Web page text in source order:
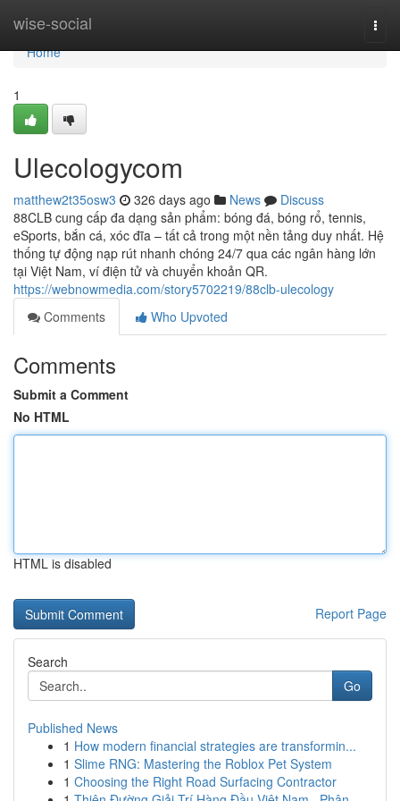
wise-social
Home
Home
1
Ulecologycom
matthew2t35osw3 326 days ago News
Discuss
88CLB cung cấp đa dạng sản phẩm: bóng đá, bóng rổ, tennis,
eSports, bắn cá, xóc đĩa – tất cả trong một nền tảng duy nhất. Hệ
thống tự động nạp rút nhanh chóng 24/7 qua các ngân hàng lớn
tại Việt Nam, ví điện tử và chuyển khoản QR.
https://webnowmedia.com/story5702219/88clb-ulecology
Comments
Who Upvoted
Comments
Submit a Comment
No HTML
HTML is disabled
Report Page
Search
Go
Published News
1 How modern financial strategies are transformin...
1 Slime RNG: Mastering the Roblox Pet System
1 Choosing the Right Road Surfacing Contractor